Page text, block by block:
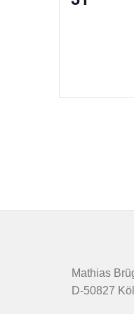
Mathias
D-50827